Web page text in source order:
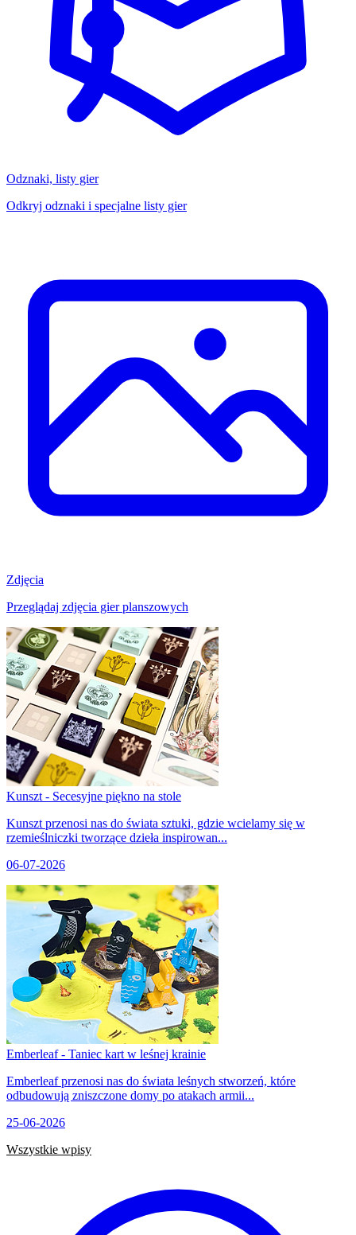
Odznaki, listy gier
Odkryj odznaki i specjalne listy gier
Zdjęcia
Przeglądaj zdjęcia gier planszowych
Kunszt - Secesyjne piękno na stole
Kunszt przenosi nas do świata sztuki, gdzie wcielamy się w
rzemieślniczki tworzące dzieła inspirowan...
06-07-2026
Emberleaf - Taniec kart w leśnej krainie
Emberleaf przenosi nas do świata leśnych stworzeń, które
odbudowują zniszczone domy po atakach armii...
25-06-2026
Wszystkie wpisy